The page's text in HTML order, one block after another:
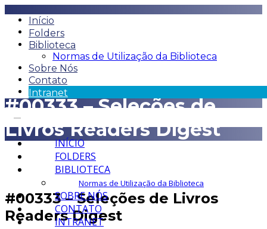
Início
Folders
Biblioteca
Normas de Utilização da Biblioteca
Sobre Nós
Contato
Intranet
INÍCIO
FOLDERS
BIBLIOTECA
Normas de Utilização da Biblioteca
SOBRE NÓS
CONTATO
INTRANET
#00333 – Seleções de
Livros Readers Digest
#00333 – Seleções de Livros
Readers Digest